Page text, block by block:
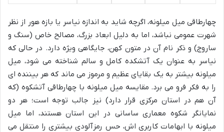
چهارطاقی میل میلونه، اگرچه شاید به اندازه نیاسر یا بازه هور از نظر
شهرت عمومی نباشد، اما به دلیل ابعاد بزرگ، مصالح خاص (سنگ و
ساروج) و ذکر نام آن در متون کهن، جایگاهی ویژه دارد. در حالی که
نیاسر به عنوان یک آتشکده کامل و سالم شناخته می شود، میل
میلونه بیشتر به یک بقایای عظیم و مرموز می ماند که هر بیننده ای
را به فکر فرو می برد. مقایسه میل میلونه با چهارطاقی آتشکوه (که
آن هم در استان مرکزی قرار دارد) نیز جالب توجه است؛ هر دو
نمایانگر شکوه معماری ساسانی در این استان هستند، اما میل
میلونه با ابهامات کاربری اش، حس رمزآلودی بیشتری را منتقل می